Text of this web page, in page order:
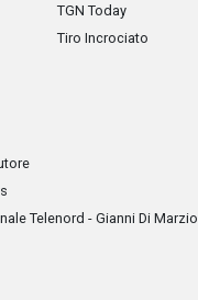
TGN Today
Tiro Incrociato
Telenord - Gianni Di Marzio